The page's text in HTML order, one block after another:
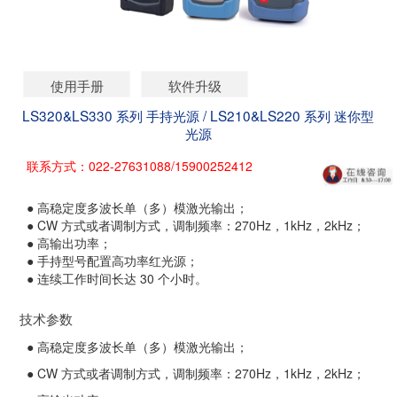
使用手册
软件升级
LS320&LS330 系列 手持光源 / LS210&LS220 系列 迷你型
光源
联系方式：022-27631088/15900252412
● 高稳定度多波长单（多）模激光输出；
● CW 方式或者调制方式，调制频率：270Hz，1kHz，2kHz；
● 高输出功率；
● 手持型号配置高功率红光源；
● 连续工作时间长达 30 个小时。
技术参数
● 高稳定度多波长单（多）模激光输出；
● CW 方式或者调制方式，调制频率：270Hz，1kHz，2kHz；